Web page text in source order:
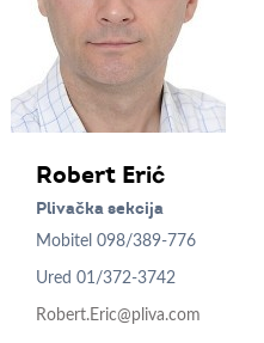
Robert Erić
Plivačka sekcija
Mobitel098/389-776
Ured01/372-3742
Robert.Eric@pliva.com